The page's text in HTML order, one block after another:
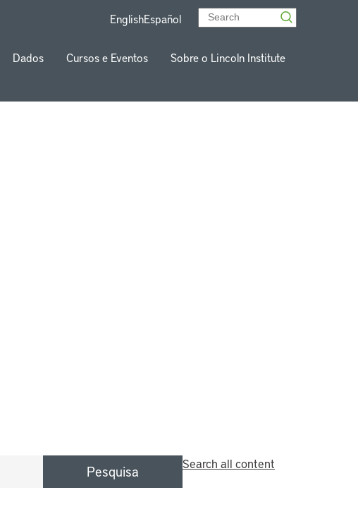
EnglishEspañol
Dados Cursos e Eventos Sobre o Lincoln Institute
Pesquisa Search all content